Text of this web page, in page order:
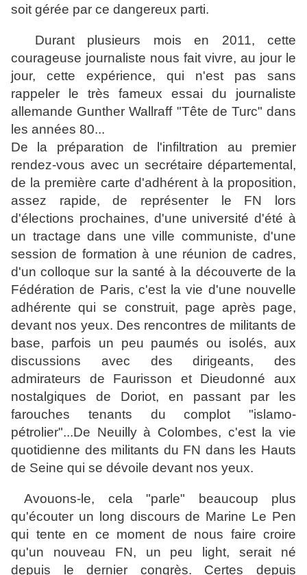
soit gérée par ce dangereux parti.
Durant plusieurs mois en 2011, cette
courageuse journaliste nous fait vivre, au jour le
jour, cette expérience, qui n'est pas sans
rappeler le très fameux essai du journaliste
allemande Gunther Wallraff "Tête de Turc" dans
les années 80...
De la préparation de l'infiltration au premier
rendez-vous avec un secrétaire départemental,
de la première carte d'adhérent à la proposition,
assez rapide, de représenter le FN lors
d'élections prochaines, d'une université d'été à
un tractage dans une ville communiste, d'une
session de formation à une réunion de cadres,
d'un colloque sur la santé à la découverte de la
Fédération de Paris, c'est la vie d'une nouvelle
adhérente qui se construit, page après page,
devant nos yeux. Des rencontres de militants de
base, parfois un peu paumés ou isolés, aux
discussions avec des dirigeants, des
admirateurs de Faurisson et Dieudonné aux
nostalgiques de Doriot, en passant par les
farouches tenants du complot "islamo-
pétrolier"...De Neuilly à Colombes, c'est la vie
quotidienne des militants du FN dans les Hauts
de Seine qui se dévoile devant nos yeux.
Avouons-le, cela "parle" beaucoup plus
qu'écouter un long discours de Marine Le Pen
qui tente en ce moment de nous faire croire
qu'un nouveau FN, un peu light, serait né
depuis le dernier congrès. Certes depuis